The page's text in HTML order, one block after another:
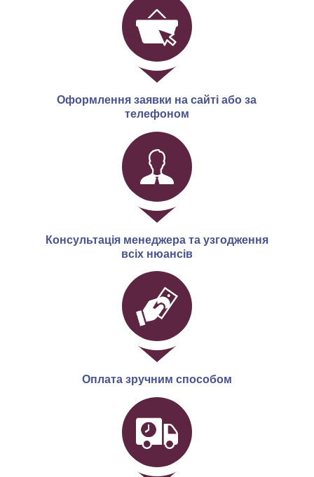
Оформлення заявки на сайті або за
телефоном
Консультація менеджера та узгодження
всіх нюансів
Оплата зручним способом